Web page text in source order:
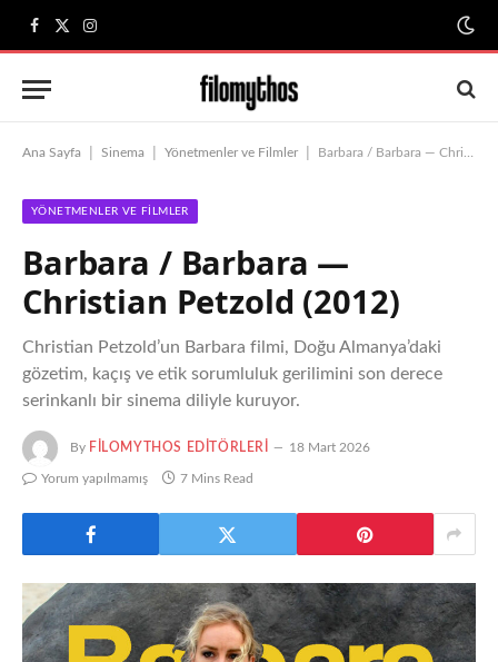
Facebook
X
(Twitter)
Instagram
Ana Sayfa Sinema Yönetmenler ve Filmler Barbara / Barbara — Christian Petzold (2012)
YÖNETMENLER VE FILMLER
Barbara / Barbara —
Christian Petzold (2012)
Christian Petzold’un Barbara filmi, Doğu Almanya’daki
gözetim, kaçış ve etik sorumluluk gerilimini son derece
serinkanlı bir sinema diliyle kuruyor.
By FILOMYTHOS EDITÖRLERI 18 Mart 2026
Yorum yapılmamış 7 Mins Read